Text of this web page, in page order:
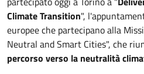
Climate Transition",
europee che partecipano alla
Neutral and Smart Cities", che
percorso verso la neutralità